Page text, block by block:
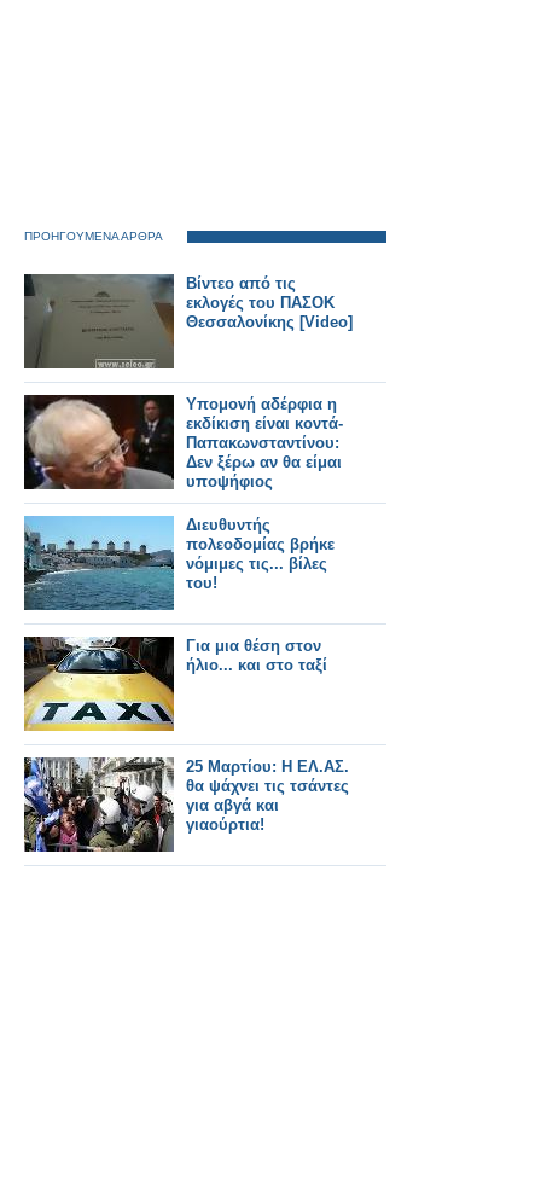
ΠΡΟΗΓΟΥΜΕΝΑ ΑΡΘΡΑ
Βίντεο από τις
εκλογές του ΠΑΣΟΚ
Θεσσαλονίκης [Video]
Υπομονή αδέρφια η
εκδίκιση είναι κοντά-
Παπακωνσταντίνου:
Δεν ξέρω αν θα είμαι
υποψήφιος
Διευθυντής
πολεοδομίας βρήκε
νόμιμες τις... βίλες
του!
Για μια θέση στον
ήλιο... και στο ταξί
25 Μαρτίου: Η ΕΛ.ΑΣ.
θα ψάχνει τις τσάντες
για αβγά και
γιαούρτια!